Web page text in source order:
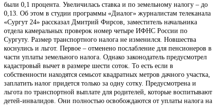
были 0,1 процента. Увеличилась ставка и по земельному налогу – до
0,13. Об этом в студии программы «Диалог» журналистам телеканала
«Сургут 24» рассказал Дмитрий Фирсов, заместитель начальника
отдела камеральных проверок номер четыре ИФНС России по
Сургуту. Размер транспортного налога не изменился. Новшества
коснулись и льгот. Первое – отменено послабление для пенсионеров в
части уплаты земельного налога. Однако законодатель предусмотрел
кадастровый вычет в размере шести соток. То есть если в
собственности находятся семьсот квадратных метров дачного участка,
заплатить налог придется только за одну сотку. Предусмотрена и
льгота по транспортной выплате для родителей, которые воспитывают
детей-инвалидов. Они полностью освобождаются от уплаты налога на